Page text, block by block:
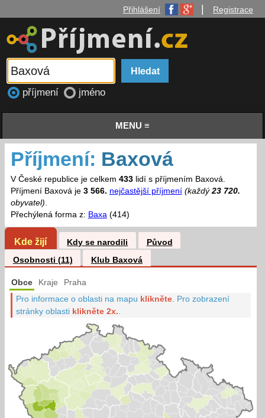
Přihlášení Registrace
příjmení jméno
MENU ≡
Příjmení: Baxová
V České republice je celkem 433lidí s příjmením Baxová.
Příjmení Baxová je 3 566. nejčastější příjmení (každý23 720.
obyvatel).
Přechýlená forma z: Baxa(414)
Kde žijí Kdy se narodili
Původ
Osobnosti (11)
Klub Baxová
Obce Kraje Praha
Pro informace o oblasti na mapu klikněte Pro zobrazení
stránky oblasti klikněte 2x.